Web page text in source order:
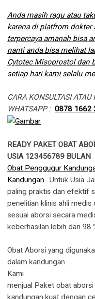
Anda masih ragu atau
karena di platfrom
terpercaya amanah bisa
nanti anda bisa melihat
Cytotec Misoprostol dan
setiap hari kami selalu
CARA KONSULTASI
WHATSAPP : 0878 1662
READY PAKET OBAT
USIA 123456789 BULAN
Obat Penggugur
Kandungan. Untuk Usia
paling praktis dan efektif
penelitian klinis ahli
sesuai aborsi secara
keberhasilan lebih dari 98
Obat Aborsi yang
dalam kandungan.
​Kami
menjual Paket obat
kandungan kuat dengan